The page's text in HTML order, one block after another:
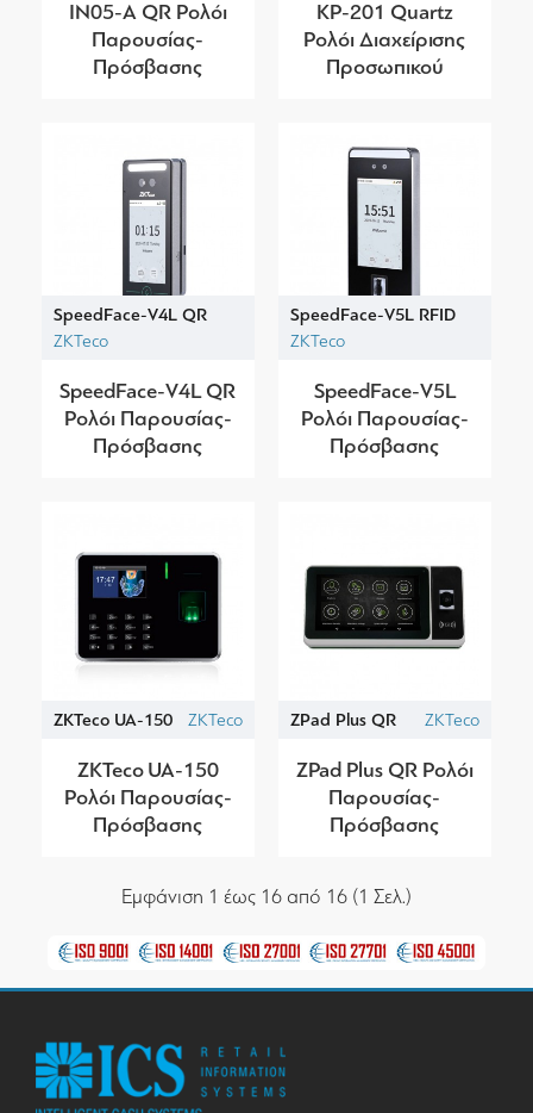
IN05-A QR Ρολόι
Παρουσίας-
Πρόσβασης
KP-201 Quartz
Ρολόι Διαχείρισης
Προσωπικού
SpeedFace-V4L QR
ZKTeco
SpeedFace-V4L QR
Ρολόι Παρουσίας-
Πρόσβασης
SpeedFace-V5L RFID
ZKTeco
SpeedFace-V5L
Ρολόι Παρουσίας-
Πρόσβασης
ZKTeco UA-150 ZKTeco
ZKTeco UA-150
Ρολόι Παρουσίας-
Πρόσβασης
ZPad Plus QR ZKTeco
ZPad Plus QR Ρολόι
Παρουσίας-
Πρόσβασης
Εμφάνιση 1 έως 16 από 16 (1 Σελ.)